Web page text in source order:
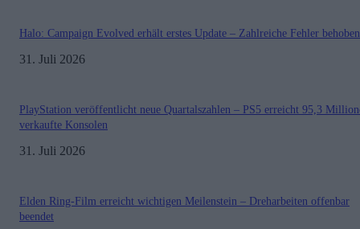
Halo: Campaign Evolved erhält erstes Update – Zahlreiche Fehler behoben
31. Juli 2026
PlayStation veröffentlicht neue Quartalszahlen – PS5 erreicht 95,3
verkaufte Konsolen
31. Juli 2026
Elden Ring-Film erreicht wichtigen Meilenstein – Dreharbeiten offenbar
beendet